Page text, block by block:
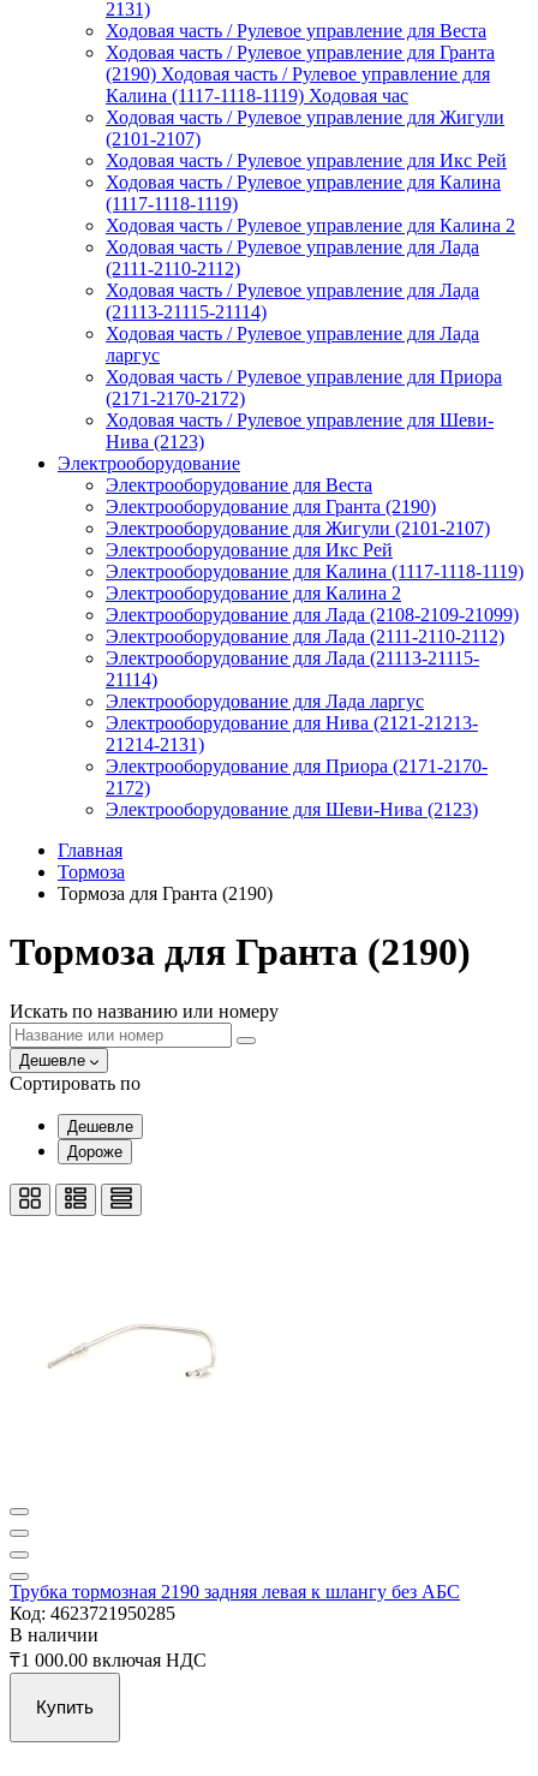
2131)
Ходовая часть / Рулевое управление для Веста
Ходовая часть / Рулевое управление для Гранта
(2190) Ходовая часть / Рулевое управление для
Калина (1117-1118-1119) Ходовая час
Ходовая часть / Рулевое управление для Жигули
(2101-2107)
Ходовая часть / Рулевое управление для Икс Рей
Ходовая часть / Рулевое управление для Калина
(1117-1118-1119)
Ходовая часть / Рулевое управление для Калина 2
Ходовая часть / Рулевое управление для Лада
(2111-2110-2112)
Ходовая часть / Рулевое управление для Лада
(21113-21115-21114)
Ходовая часть / Рулевое управление для Лада
ларгус
Ходовая часть / Рулевое управление для Приора
(2171-2170-2172)
Ходовая часть / Рулевое управление для Шеви-
Нива (2123)
Электрооборудование
Электрооборудование для Веста
Электрооборудование для Гранта (2190)
Электрооборудование для Жигули (2101-2107)
Электрооборудование для Икс Рей
Электрооборудование для Калина (1117-1118-1119)
Электрооборудование для Калина 2
Электрооборудование для Лада (2108-2109-21099)
Электрооборудование для Лада (2111-2110-2112)
Электрооборудование для Лада (21113-21115-
21114)
Электрооборудование для Лада ларгус
Электрооборудование для Нива (2121-21213-
21214-2131)
Электрооборудование для Приора (2171-2170-
2172)
Электрооборудование для Шеви-Нива (2123)
Главная
Тормоза
Тормоза для Гранта (2190)
Тормоза для Гранта (2190)
Искать по названию или номеру
Дешевле
Сортировать по
Дешевле
Дороже
Трубка тормозная 2190 задняя левая к шлангу без АБС
Код: 4623721950285
В наличии
₸1 000.00 включая НДС
Купить